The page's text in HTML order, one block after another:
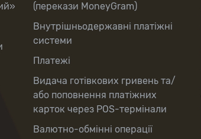
(перекази MoneyGram)
Внутрішньодержавні платіжні
системи
Платежі
Видача готівкових гривень та/
або поповнення платіжних
карток через POS-термінали
Валютно-обмінні операції